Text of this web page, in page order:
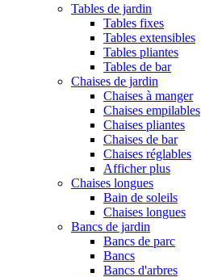
Tables de jardin
Tables fixes
Tables extensibles
Tables pliantes
Tables de bar
Chaises de jardin
Chaises à manger
Chaises empilables
Chaises pliantes
Chaises de bar
Chaises réglables
Afficher plus
Chaises longues
Bain de soleils
Chaises longues
Bancs de jardin
Bancs de parc
Bancs
Bancs d'arbres